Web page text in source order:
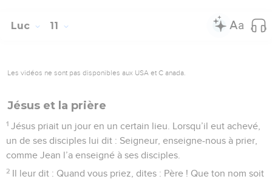
Luc 11
Les vidéos ne sont pas disponibles aux USA et C anada.
Jésus et la prière
1 Jésus priait un jour en un certain lieu. Lorsqu’il eut achevé,
un de ses disciples lui dit : Seigneur, enseigne-nous à prier,
comme Jean l’a enseigné à ses disciples.
2 Il leur dit : Quand vous priez, dites : Père ! Que ton nom soit